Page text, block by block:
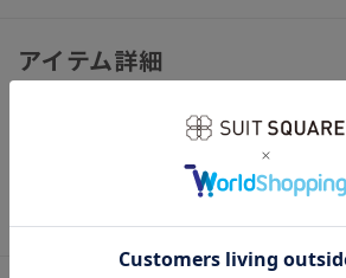
アイテム詳細
【仕様】保革ツヤ出し靴クリーム
※パッケージ・デザインは変更になる場